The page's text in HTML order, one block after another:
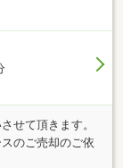
せて頂きます。
のご売却のご依
モットーに全力